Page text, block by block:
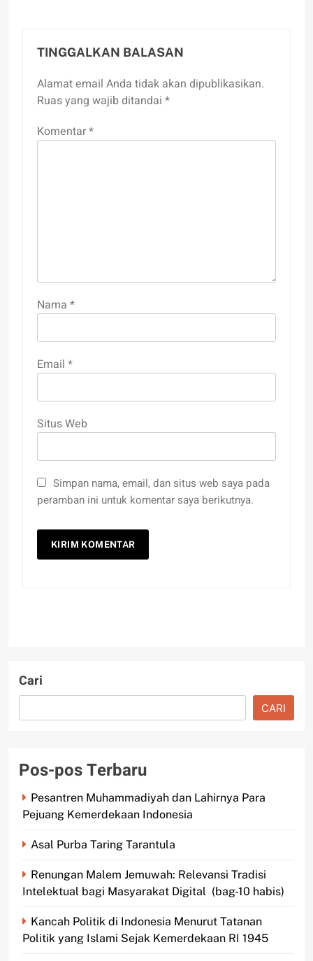
TINGGALKAN BALASAN
Alamat email Anda tidak akan dipublikasikan.
Ruas yang wajib ditandai *
Komentar*
Nama *
Email *
Situs Web
Simpan nama, email, dan situs web saya pada
peramban ini untuk komentar saya berikutnya.
Cari
CARI
Pos-pos Terbaru
Pesantren Muhammadiyah dan Lahirnya Para
Pejuang Kemerdekaan Indonesia
Asal Purba Taring Tarantula
Renungan Malem Jemuwah: Relevansi Tradisi
Intelektual bagi Masyarakat Digital (bag-10 habis)
Kancah Politik di Indonesia Menurut Tatanan
Politik yang Islami Sejak Kemerdekaan RI 1945